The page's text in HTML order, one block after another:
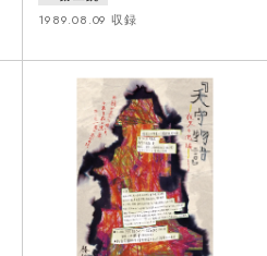
かって生きながらすれ違いを繰り
彦星のようだ。電話で繋がっては
むなしくその糸は切れてしまう。
果たして2人は再び出会うことがで
きるのか。
1989.08.09 収録